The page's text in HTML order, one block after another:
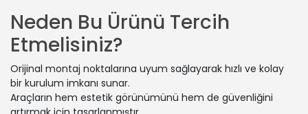
01
VW | JETTA IV (162, 163, AV3, AV2) | 1.4
TSI (Benzin) - 110 Kw 150 Ps | 2011-04-
01 / 2017-12-01
VW | ARTEON (3H7, 3H8) | 2.0 TDI
4motion (Dizel) - 147 Kw 200 Ps |
2020-09-01 / -
Neden Bu Ürünü Tercih
Etmelisiniz?
Orijinal montaj noktalarına uyum sağlayarak hızlı ve kolay
bir kurulum imkanı sunar.
Araçların hem estetik görünümünü hem de güvenliğini